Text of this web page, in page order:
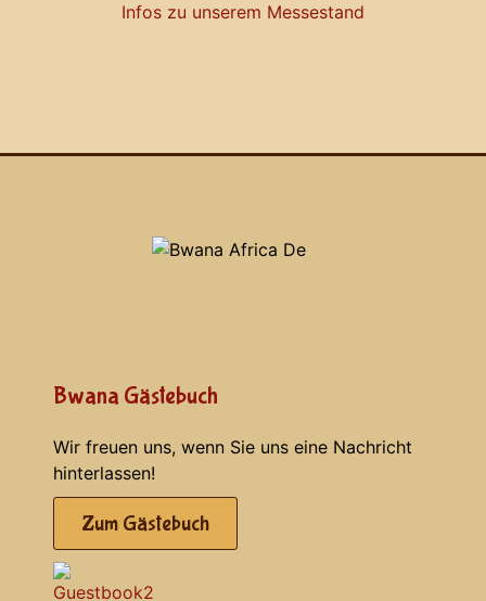
Infos zu unserem Messestand
Bwana Gästebuch
Wir freuen uns, wenn Sie uns eine Nachricht
hinterlassen!
Zum Gästebuch